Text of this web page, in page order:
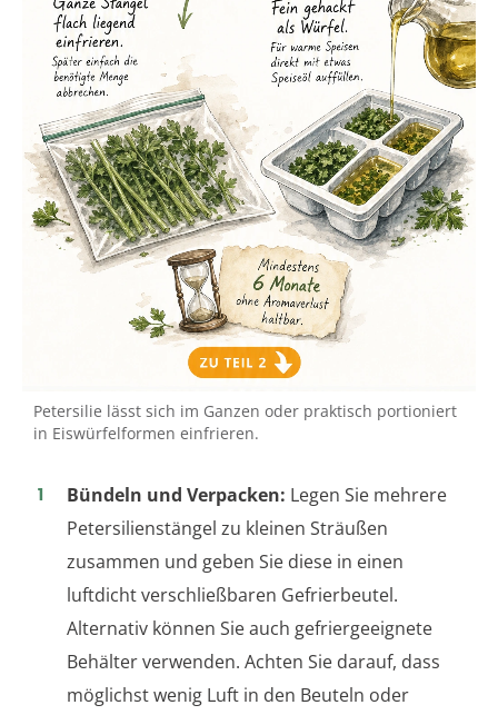
Petersilie lässt sich im Ganzen oder praktisch portioniert
in Eiswürfelformen einfrieren.
Bündeln und Verpacken: Legen Sie mehrere
Petersilienstängel zu kleinen Sträußen
zusammen und geben Sie diese in einen
luftdicht verschließbaren Gefrierbeutel.
Alternativ können Sie auch gefriergeeignete
Behälter verwenden. Achten Sie darauf, dass
möglichst wenig Luft in den Beuteln oder